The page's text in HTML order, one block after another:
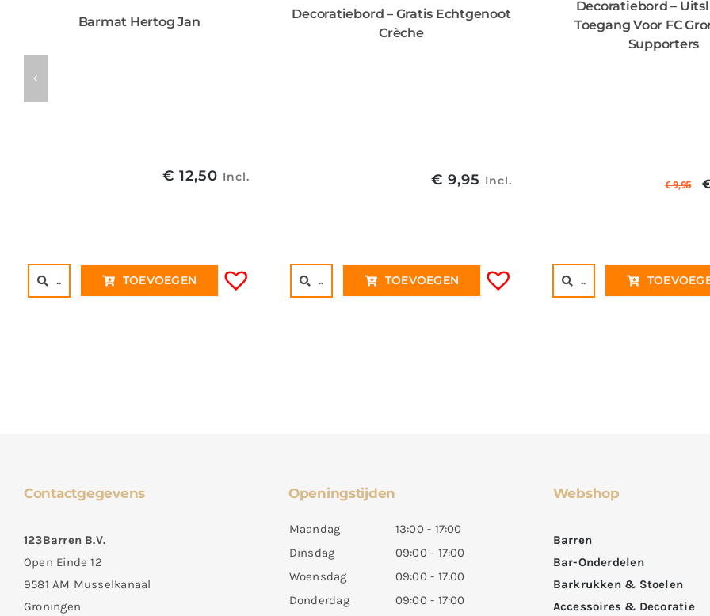
Barmat Hertog Jan
€ 12,50 Incl.
.. TOEVOEGEN
Decoratiebord – Gratis Echtgenoot
Crèche
€ 9,95 Incl.
.. TOEVOEGEN
Decoratiebord –
Toegang Voor FC
Supporters
€9,95
..
Contactgegevens
123Barren B.V.
Open Einde 12
9581 AM Musselkanaal
Groningen
Openingstijden
Maandag
13:00 - 17:00
Dinsdag
09:00 - 17:00
Woensdag
09:00 - 17:00
Donderdag
09:00 - 17:00
Webshop
Barren
Bar-Onderdelen
Barkrukken & Stoelen
Accessoires & Decoratie